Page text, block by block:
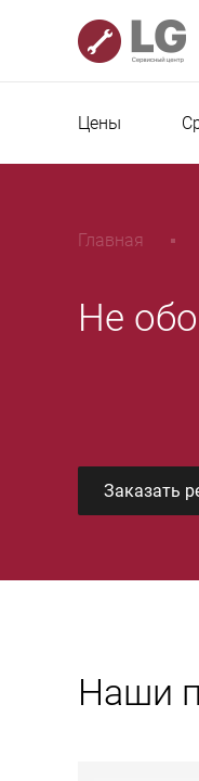
Цены
Главная
Не
Заказать
Наши